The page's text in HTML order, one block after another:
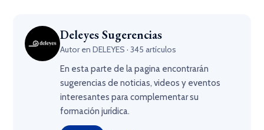
Deleyes Sugerencias
Autor en DELEYES · 345 artículos
En esta parte de la pagina encontrarán
sugerencias de noticias, videos y eventos
interesantes para complementar su
formación jurídica.